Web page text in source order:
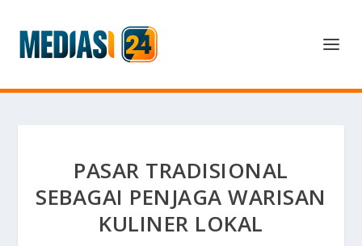
PASAR TRADISIONAL
SEBAGAI PENJAGA WARISAN
KULINER LOKAL